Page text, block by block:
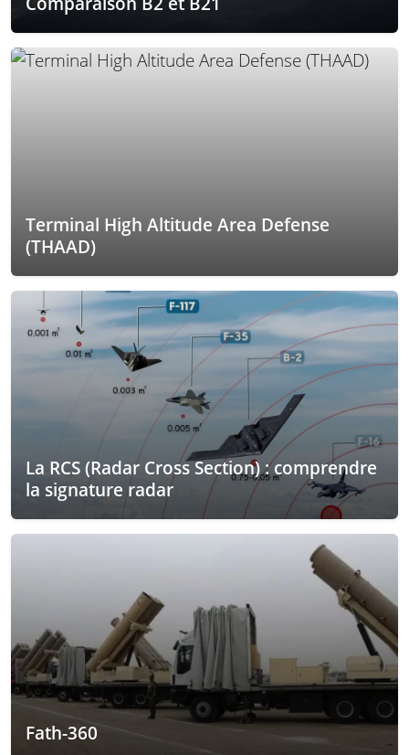
Terminal High Altitude Area Defense
(THAAD)
La RCS (Radar Cross Section) : comprendre
la signature radar
Fath-360